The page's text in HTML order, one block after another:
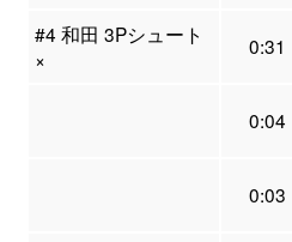
#4 和田 3Pシュート
×
0:31
0:04
0:03